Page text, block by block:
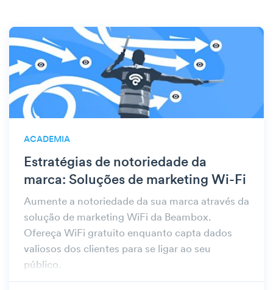
ACADEMIA
Estratégias de notoriedade da
marca: Soluções de marketing Wi-Fi
Aumente a notoriedade da sua marca através da
solução de marketing WiFi da Beambox.
Ofereça WiFi gratuito enquanto capta dados
valiosos dos clientes para se ligar ao seu
público.